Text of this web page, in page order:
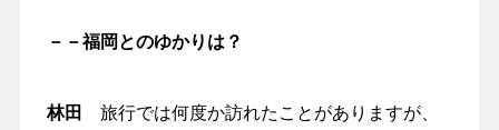
－－福岡とのゆかりは？
林田 旅行では何度か訪れたことがありますが、